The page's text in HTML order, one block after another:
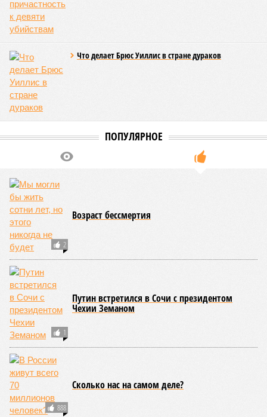
Что делает Брюс Уиллис в стране дураков
ПОПУЛЯРНОЕ
2
Возраст бессмертия
1
Путин встретился в Сочи с президентом
Чехии Земаном
888
Сколько нас на самом деле?